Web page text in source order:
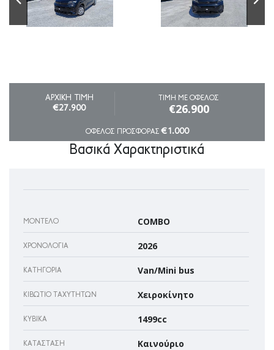
ΑΡΧΙΚΗ ΤΙΜΗ
€27.900
ΤΙΜΗ ΜΕ ΟΦΕΛΟΣ
€26.900
ΟΦΕΛΟΣ ΠΡΟΣΦΟΡΑΣ€1.000
Βασικά Χαρακτηριστικά
ΜΟΝΤΈΛΟ COMBO
ΧΡΟΝΟΛΟΓΊΑ 2026
ΚΑΤΗΓΟΡΊΑ Van/Mini bus
ΚΙΒΏΤΙΟ ΤΑΧΥΤΉΤΩΝ Χειροκίνητο
ΚΥΒΙΚΆ 1499cc
ΚΑΤΆΣΤΑΣΗ Καινούριο